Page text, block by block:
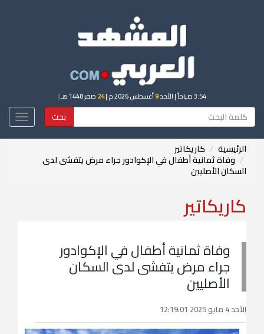
3:54 صباحاً | الأحد9أغسطس 2026 م | 24 صفر 1448 هـ |
بحث
الرئيسية كاريكاتير
وفاة ثمانية أطفال في الإكوادور جراء مرض يتفشى لدى
السكان الأصليين
كاريكاتير
وفاة ثمانية أطفال في الإكوادور
جراء مرض يتفشى لدى السكان
الأصليين
الأحد 4 مايو 2025 12:19:01